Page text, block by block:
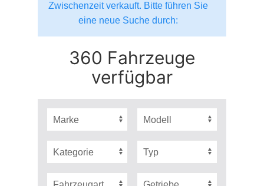
Zwischenzeit verkauft. Bitte führen Sie
eine neue Suche durch:
360 Fahrzeuge
verfügbar